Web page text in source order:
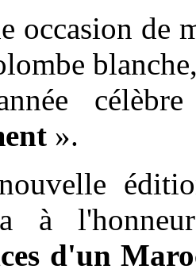
occasion de
».
à
d'un